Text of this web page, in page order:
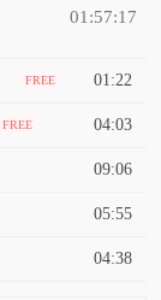
01:57:17
FREE 01:22
FREE 04:03
09:06
05:55
04:38